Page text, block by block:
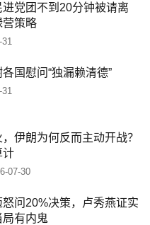
党团不到20分钟被请离
营策略
国慰问“独漏赖清德”
伊朗为何反而主动开战？
计
07-30
问20%决策，卢秀燕证实
局有内鬼